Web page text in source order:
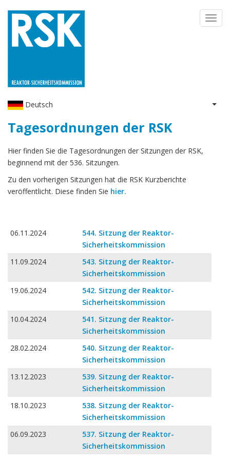
Direkt
Inhalt
Deutsch
Tagesordnungen der RSK
Hier finden Sie die Tagesordnungen der Sitzungen der RSK,
beginnend mit der 536. Sitzungen.
Zu den vorherigen Sitzungen hat die RSK Kurzberichte
veröffentlicht. Diese finden Sie hier.
06.11.2024
544. Sitzung der Reaktor-
Sicherheitskommission
11.09.2024
543. Sitzung der Reaktor-
Sicherheitskommission
19.06.2024
542. Sitzung der Reaktor-
Sicherheitskommission
10.04.2024
541. Sitzung der Reaktor-
Sicherheitskommission
28.02.2024
540. Sitzung der Reaktor-
Sicherheitskommission
13.12.2023
539. Sitzung der Reaktor-
Sicherheitskommission
18.10.2023
538. Sitzung der Reaktor-
Sicherheitskommission
06.09.2023
537. Sitzung der Reaktor-
Sicherheitskommission